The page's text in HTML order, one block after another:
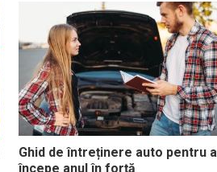
Ghid de întreținere auto pentru a
începe anul în forță